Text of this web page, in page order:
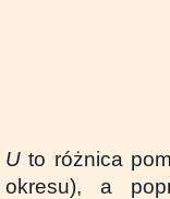
Uto różnica
okresu), a